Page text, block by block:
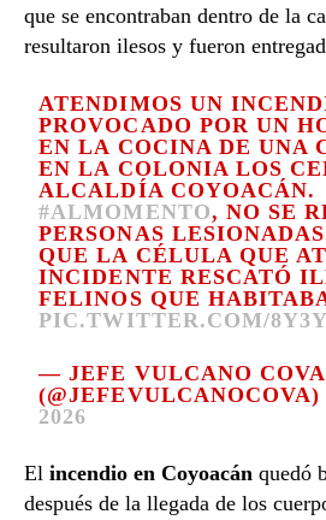
que se encontraban dentro de la
resultaron ilesos y fueron
ATENDIMOS UN
PROVOCADO POR UN
EN LA COCINA DE UNA
EN LA COLONIA LOS
ALCALDÍA COYOACÁN.
#ALMOMENTO, NO SE
PERSONAS
QUE LA CÉLULA QUE
INCIDENTE RESCATÓ
FELINOS QUE
PIC.TWITTER.COM/
— JEFE VULCANO COVA
2026
El incendio en Coyoacán quedó
después de la llegada de los